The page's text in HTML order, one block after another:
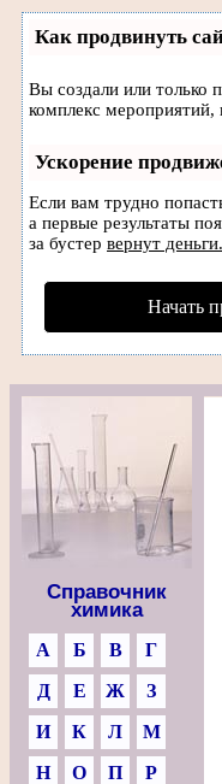
Как продвинуть
Вы создали или только
комплекс
Ускорение
Если вам трудно
а первые результаты
за бустер вернут деньги.
Начать
Справочник
химика
А Б В
Г
Д
Е Ж
З
И
К Л
М
Н
О П
Р